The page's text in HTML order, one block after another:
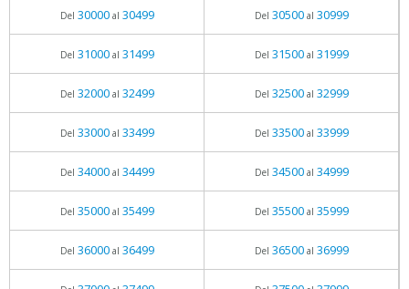
Del 30000al 30499 Del 30500al 30999
Del 31000al 31499 Del 31500al 31999
Del 32000al 32499 Del 32500al 32999
Del 33000al 33499 Del 33500al 33999
Del 34000al 34499 Del 34500al 34999
Del 35000al 35499 Del 35500al 35999
Del 36000al 36499 Del 36500al 36999